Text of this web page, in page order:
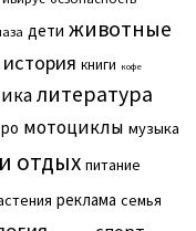
дети животные
история книги кофе
литература
мотоциклы музыка
отдых питание
реклама семья